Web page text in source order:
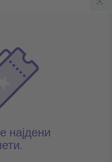
најдени